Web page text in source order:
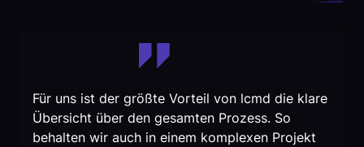
Für uns ist der größte Vorteil von lcmd die klare
Übersicht über den gesamten Prozess. So
behalten wir auch in einem komplexen Projekt